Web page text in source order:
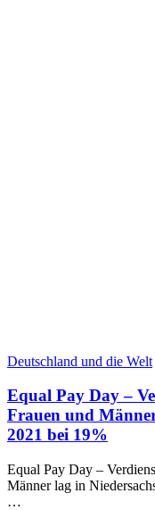
Deutschland und die Welt
Equal Pay Day –
Frauen und
2021 bei 19%
Equal Pay Day –
Männer lag in
…